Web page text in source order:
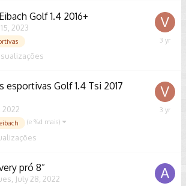
Golf 1.4 2016+
2023
February
esportivas Golf 1.4 Tsi 2017
2022
eibach (e %d mais)
February
pró 8”
July 28, 2022